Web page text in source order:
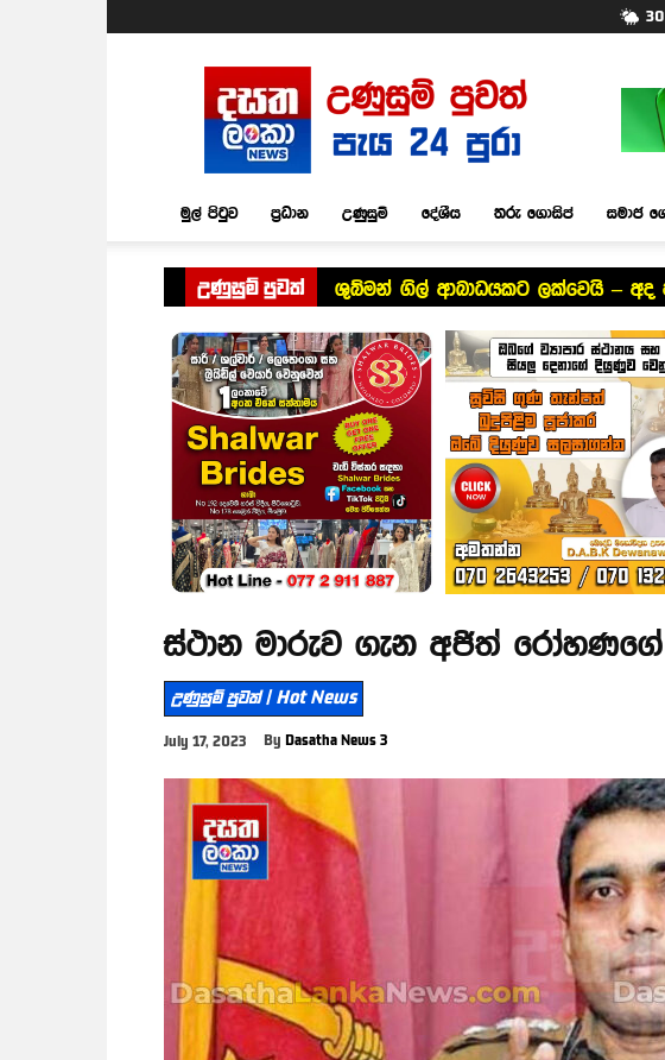
30
Dasatha
Lanka
News
මුල් පිටුව ප්‍රධාන උණුසුම් දේශීය තරු ගොසිප් සමාජ
උණුසුම් පුවත් ශුබ්මන් ගිල් ආබාධයකට ලක්වෙයි – අද
ස්ථාන මාරුව ගැන අජිත්
උණුසුම් පුවත් | Hot News
July 17, 2023 By Dasatha News 3